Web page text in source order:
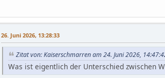
26. Juni 2026, 13:28:33
Zitat von: Kaiserschmarren am 24. Juni 2026,
Was ist eigentlich der Unterschied zwischen